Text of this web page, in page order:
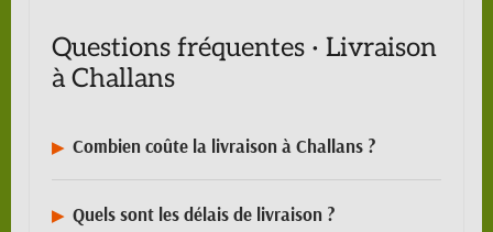
Questions fréquentes · Livraison
à Challans
Combien coûte la livraison à Challans ?
Quels sont les délais de livraison ?